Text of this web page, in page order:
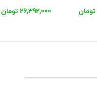
26,392,000 تومان